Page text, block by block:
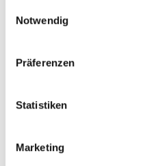
Cookies, wenn Sie unsere
Notwendig
Präferenzen
Statistiken
Marketing
Fensterreinigung
auch die
Staub, Sand und
frequentierte